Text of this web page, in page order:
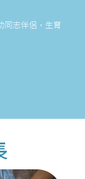
同志伴侶，生育